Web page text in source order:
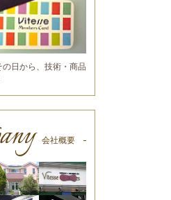
の日から、技術・商品
会社概要